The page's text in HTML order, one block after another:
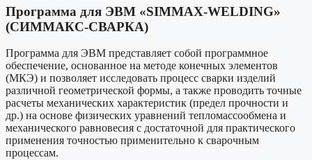
Программа для ЭВМ «SIMMAX-WELDING»
(СИММАКС-СВАРКА)
Программа для ЭВМ представляет собой программное
обеспечение, основанное на методе конечных элементов
(МКЭ) и позволяет исследовать процесс сварки изделий
различной геометрической формы, а также проводить точные
расчеты механических характеристик (предел прочности и
др.) на основе физических уравнений тепломассообмена и
механического равновесия с достаточной для практического
применения точностью применительно к сварочным
процессам.